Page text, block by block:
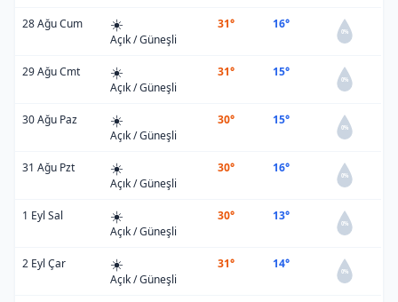
28 Ağu Cum ☀️
Açık / Güneşli
31° 16°
0%
29 Ağu Cmt ☀️
Açık / Güneşli
31° 15°
0%
30 Ağu Paz ☀️
Açık / Güneşli
30° 15°
0%
31 Ağu Pzt ☀️
Açık / Güneşli
30° 16°
0%
1 Eyl Sal ☀️
Açık / Güneşli
30° 13°
0%
2 Eyl Çar ☀️
Açık / Güneşli
31° 14°
0%